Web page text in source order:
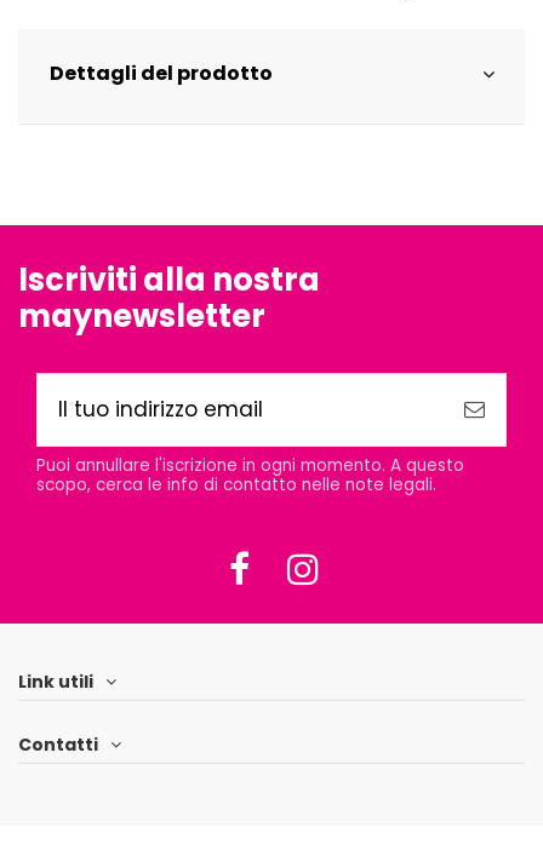
Dettagli del prodotto
Iscriviti alla nostra
maynewsletter
Puoi annullare l'iscrizione in ogni momento. A questo
scopo, cerca le info di contatto nelle note legali.
Link utili
Contatti